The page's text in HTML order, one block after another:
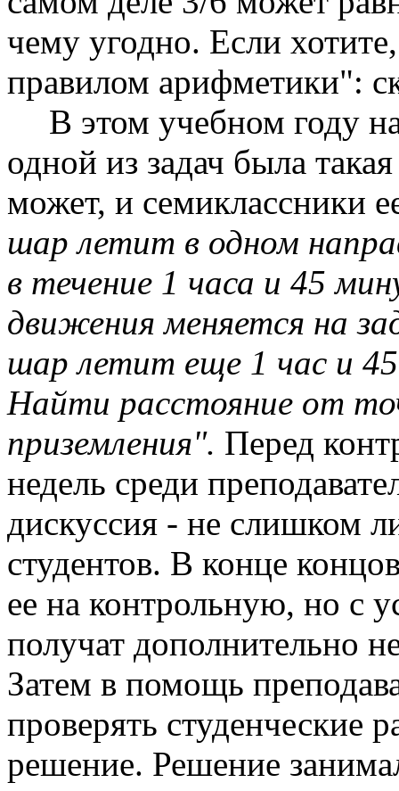
чему угодно. Если
правилом арифметики":
В этом учебном году
одной из задач была
может, и семиклассники
шар летит в одном
в течение 1 часа и 45
движения меняется на
шар летит еще 1 час и
Найти расстояние от
приземления". Перед
недель среди
дискуссия - не слишком
студентов. В конце
ее на контрольную, но с
получат дополнительно
Затем в помощь
проверять студенческие
решение. Решение